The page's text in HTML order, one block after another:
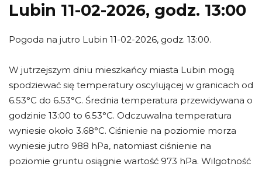
Lubin 11-02-2026, godz. 13:00
Pogoda na jutro Lubin 11-02-2026, godz. 13:00.
W jutrzejszym dniu mieszkańcy miasta Lubin mogą
spodziewać się temperatury oscylującej w granicach od
6.53°C do 6.53°C. Średnia temperatura przewidywana o
godzinie 13:00 to 6.53°C. Odczuwalna temperatura
wyniesie około 3.68°C. Ciśnienie na poziomie morza
wyniesie jutro 988 hPa, natomiast ciśnienie na
poziomie gruntu osiągnie wartość 973 hPa. Wilgotność